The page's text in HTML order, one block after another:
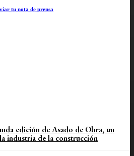
tu nota de prensa
edición de Asado de Obra, un
industria de la construcción